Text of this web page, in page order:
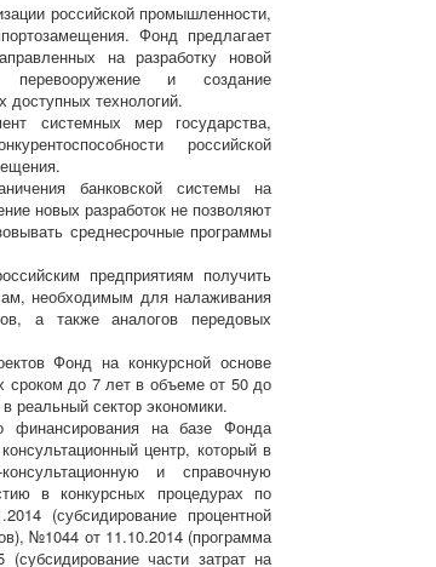
российской промышленности,
Фонд предлагает
на разработку новой
перевооружение и создание
доступных технологий.
системных мер государства,
российской
банковской системы на
новых разработок не позволяют
среднесрочные программы
предприятиям получить
необходимым для налаживания
а также аналогов передовых
Фонд на конкурсной основе
сроком до 7 лет в объеме от 50 до
реальный сектор экономики.
финансирования на базе Фонда
центр, который в
и справочную
в конкурсных процедурах по
(субсидирование процентной
№1044 от 11.10.2014 (программа
части затрат на